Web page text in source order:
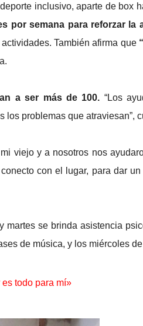
inclusivo, aparte de box
por semana para reforzar
También afirma que
a ser más de 100. “Los
problemas que atraviesan”,
viejo y a nosotros nos
con el lugar, para dar
martes se brinda asistencia
de música, y los miércoles
todo para mí»